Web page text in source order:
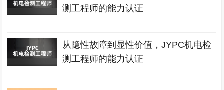
测工程师的能力认证
从隐性故障到显性价值，JYPC机电检
测工程师的能力认证